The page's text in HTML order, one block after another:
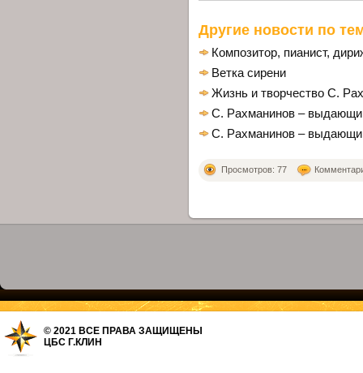
Другие новости по
Композитор, пианист,
Ветка сирени
Жизнь и творчество С.
С. Рахманинов –
С. Рахманинов –
Просмотров: 77
© 2021 ВСЕ ПРАВА ЗАЩИЩЕНЫ
ЦБС Г.КЛИН